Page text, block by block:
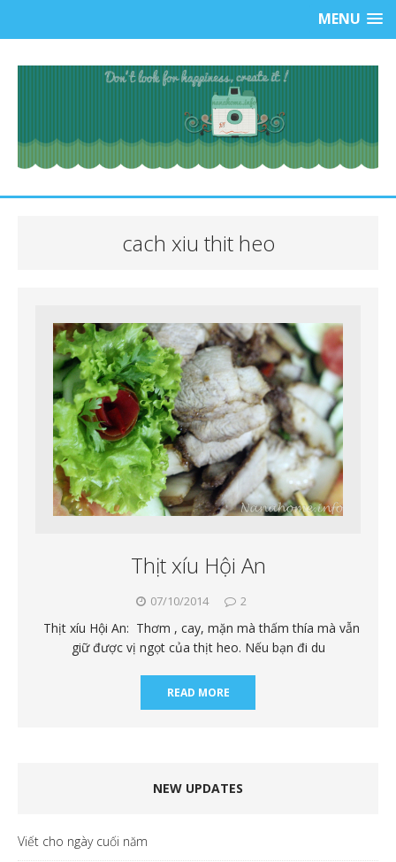
MENU
cach xiu thit heo
Thịt xíu Hội An
07/10/2014 2
Thịt xíu Hội An: Thơm , cay, mặn mà thấm thía mà vẫn
giữ được vị ngọt của thịt heo. Nếu bạn đi du
READ MORE
NEW UPDATES
Viết cho ngày cuối năm